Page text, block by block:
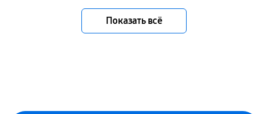
Показать всё